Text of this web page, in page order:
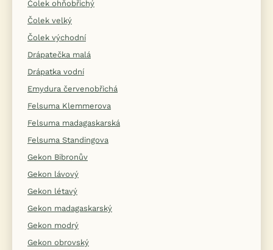
Čolek ohňobřichý
Čolek velký
Čolek východní
Drápatečka malá
Drápatka vodní
Emydura červenobřichá
Felsuma Klemmerova
Felsuma madagaskarská
Felsuma Standingova
Gekon Bibronův
Gekon lávový
Gekon létavý
Gekon madagaskarský
Gekon modrý
Gekon obrovský